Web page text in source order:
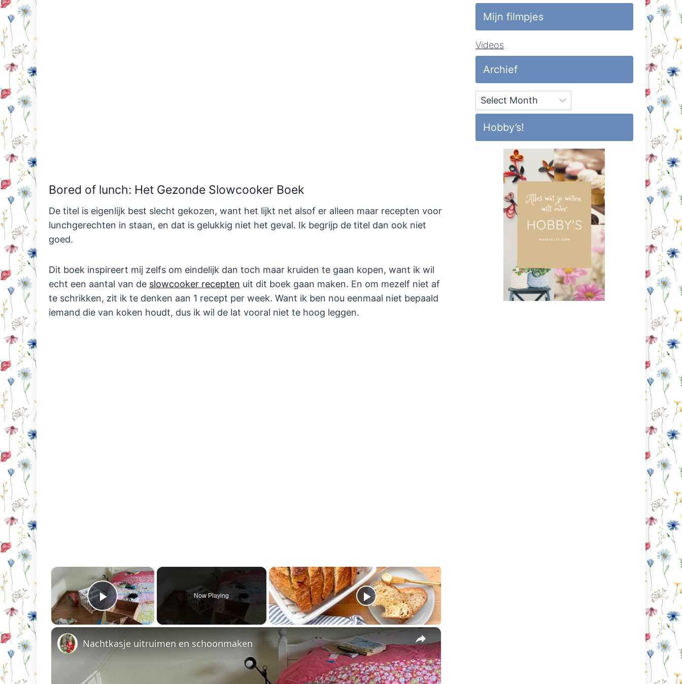
Bored of lunch: Het Gezonde Slowcooker Boek
De titel is eigenlijk best slecht gekozen, want het lijkt net alsof er alleen maar recepten voor
lunchgerechten in staan, en dat is gelukkig niet het geval. Ik begrijp de titel dan ook niet
goed.
Dit boek inspireert mij zelfs om eindelijk dan toch maar kruiden te gaan kopen, want ik wil
echt een aantal van de slowcooker recepten uit dit boek gaan maken. En om mezelf niet af
te schrikken, zit ik te denken aan 1 recept per week. Want ik ben nou eenmaal niet bepaald
iemand die van koken houdt, dus ik wil de lat vooral niet te hoog leggen.
×
Play Video
Now Playing
×
Nachtkasje uitruimen en schoonmaken
Mijn filmpjes
Videos
Archief
Archief
Hobby’s!